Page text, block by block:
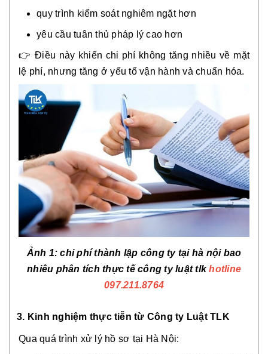
quy trình kiểm soát nghiêm ngặt hơn
yêu cầu tuân thủ pháp lý cao hơn
👉 Điều này khiến chi phí không tăng nhiều về mặt
lệ phí, nhưng tăng ở yếu tố vận hành và chuẩn hóa.
Ảnh 1: chi phí thành lập công ty tại hà nội bao
nhiêu phân tích thực tế công ty luật tlkhotline
097.211.8764
3. Kinh nghiệm thực tiễn từ Công ty Luật TLK
Qua quá trình xử lý hồ sơ tại Hà Nội: